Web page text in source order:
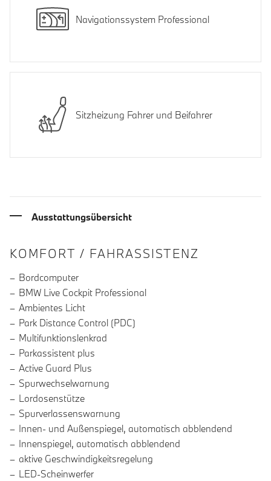
Navigationssystem Professional
Sitzheizung Fahrer und Beifahrer
Ausstattungsübersicht
INFORMATIONEN ÜBER DIE
KOMFORT / FAHRASSISTENZ
Bordcomputer
BMW Live Cockpit Professional
Ambientes Licht
Park Distance Control (PDC)
Multifunktionslenkrad
Parkassistent plus
Active Guard Plus
Spurwechselwarnung
Lordosenstütze
Spurverlassenswarnung
Innen- und Außenspiegel, automatisch abblendend
Innenspiegel, automatisch abblendend
aktive Geschwindigkeitsregelung
LED-Scheinwerfer